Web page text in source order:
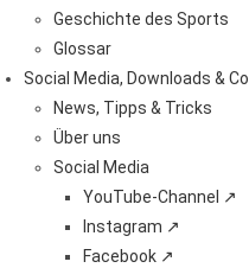
Geschichte des Sports
Glossar
Social Media, Downloads & Co.
News, Tipps & Tricks
Über uns
Social Media
YouTube-Channel ↗
Instagram ↗
Facebook ↗